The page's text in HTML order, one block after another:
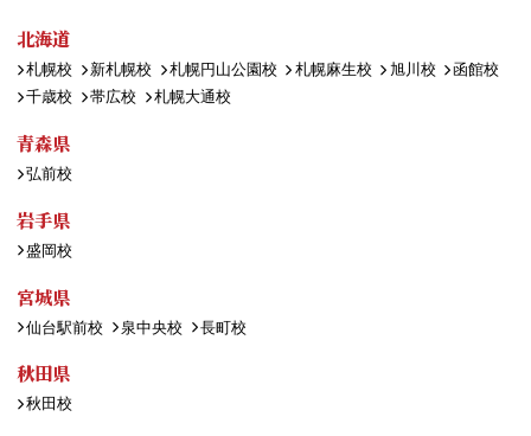
北海道
札幌校 新札幌校 札幌円山公園校 札幌麻生校 旭川校
函館校
千歳校
帯広校 札幌大通校
青森県
弘前校
岩手県
盛岡校
宮城県
仙台駅前校 泉中央校 長町校
秋田県
秋田校